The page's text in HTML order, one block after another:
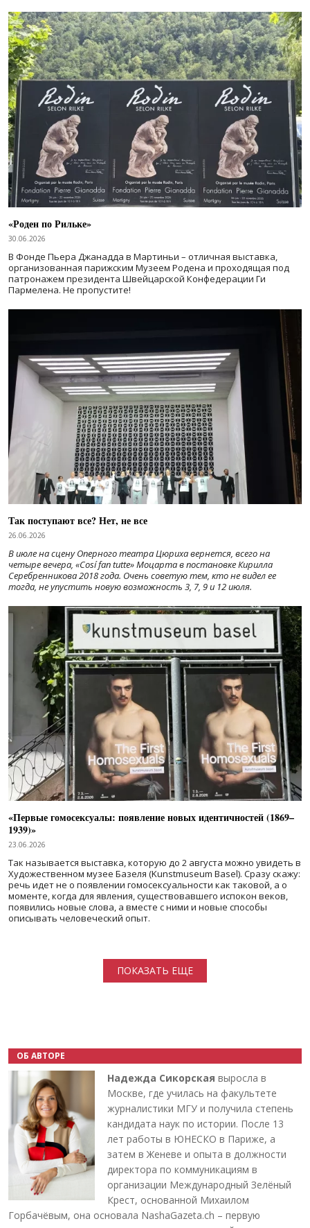
«Роден по Рильке»
30.06.2026
В Фонде Пьера Джанадда в Мартиньи – отличная выставка,
организованная парижским Музеем Родена и проходящая под
патронажем президента Швейцарской Конфедерации Ги
Пармелена. Не пропустите!
Так поступают все? Нет, не все
26.06.2026
В июле на сцену Оперного театра Цюриха вернется, всего на
четыре вечера, «Cosí fan tutte» Моцарта в постановке Кирилла
Серебренникова 2018 года. Очень советую тем, кто не видел ее
тогда, не упустить новую возможность 3, 7, 9 и 12 июля.
«Первые гомосексуалы: появление новых идентичностей (1869–
1939)»
23.06.2026
Так называется выставка, которую до 2 августа можно увидеть в
Художественном музее Базеля (Kunstmuseum Basel). Сразу скажу:
речь идет не о появлении гомосексуальности как таковой, а о
моменте, когда для явления, существовавшего испокон веков,
появились новые слова, а вместе с ними и новые способы
описывать человеческий опыт.
ПОКАЗАТЬ ЕЩЕ
ОБ АВТОРЕ
Надежда Сикорская выросла в
Москве, где училась на факультете
журналистики МГУ и получила степень
кандидата наук по истории. После 13
лет работы в ЮНЕСКО в Париже, а
затем в Женеве и опыта в должности
директора по коммуникациям в
организации Международный Зелёный
Крест, основанной Михаилом
Горбачёвым, она основала NashaGazeta.ch – первую